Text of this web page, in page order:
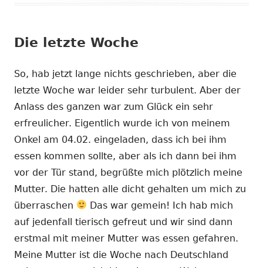
Die letzte Woche
So, hab jetzt lange nichts geschrieben, aber die
letzte Woche war leider sehr turbulent. Aber der
Anlass des ganzen war zum Glück ein sehr
erfreulicher. Eigentlich wurde ich von meinem
Onkel am 04.02. eingeladen, dass ich bei ihm
essen kommen sollte, aber als ich dann bei ihm
vor der Tür stand, begrüßte mich plötzlich meine
Mutter. Die hatten alle dicht gehalten um mich zu
überraschen
Das war gemein! Ich hab mich
auf jedenfall tierisch gefreut und wir sind dann
erstmal mit meiner Mutter was essen gefahren.
Meine Mutter ist die Woche nach Deutschland